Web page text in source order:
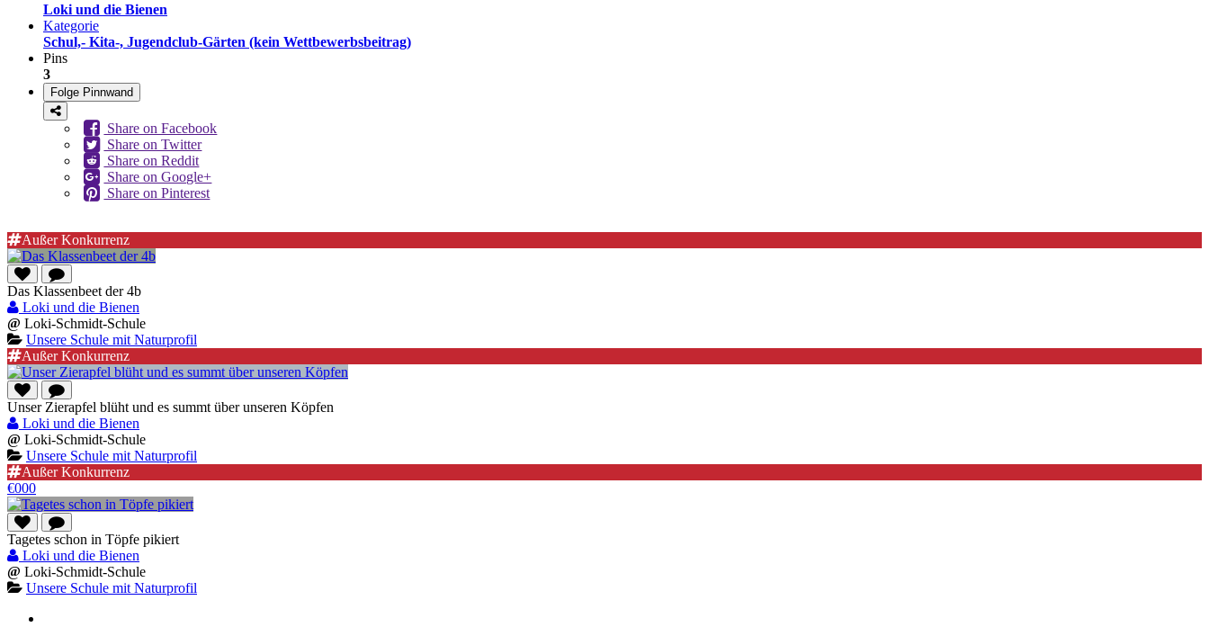
Loki und die Bienen
Kategorie
Schul,- Kita-, Jugendclub-Gärten (kein Wettbewerbsbeitrag)
Pins
3
Folge Pinnwand
Share on Facebook
Share on Twitter
Share on Reddit
Share on Google+
Share on Pinterest
Außer Konkurrenz
Das Klassenbeet der 4b
Loki und die Bienen
@ Loki-Schmidt-Schule
Unsere Schule mit Naturprofil
Außer Konkurrenz
Unser Zierapfel blüht und es summt über unseren Köpfen
Loki und die Bienen
@ Loki-Schmidt-Schule
Unsere Schule mit Naturprofil
Außer Konkurrenz
€000
Tagetes schon in Töpfe pikiert
Loki und die Bienen
@ Loki-Schmidt-Schule
Unsere Schule mit Naturprofil